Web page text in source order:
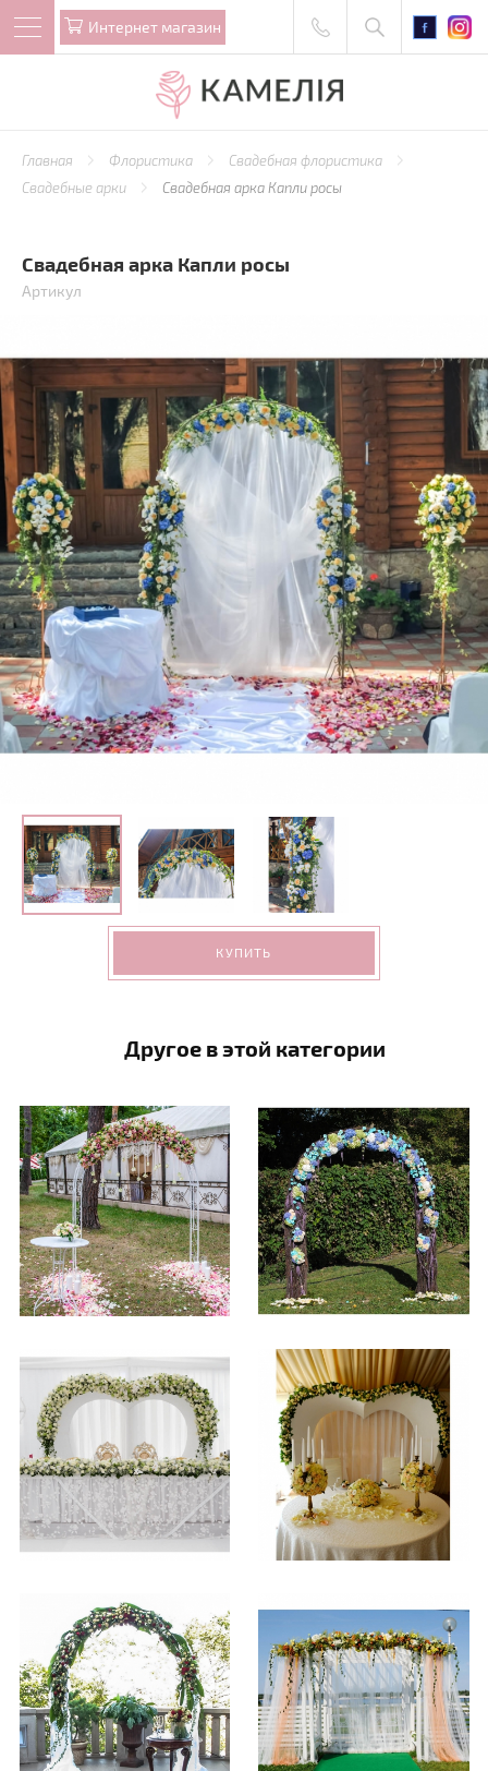
Интернет магазин
Главная Флористика
Свадебная флористика
Свадебные арки
Свадебная арка Капли росы
Свадебная арка Капли росы
Артикул
КУПИТЬ
Другое в этой категории